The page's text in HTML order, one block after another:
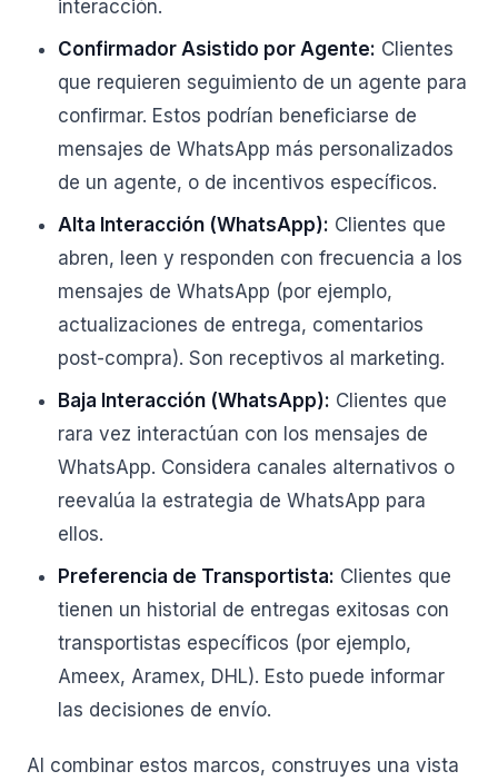
interacción.
Confirmador Asistido por Agente: Clientes
que requieren seguimiento de un agente para
confirmar. Estos podrían beneficiarse de
mensajes de WhatsApp más personalizados
de un agente, o de incentivos específicos.
Alta Interacción (WhatsApp): Clientes que
abren, leen y responden con frecuencia a los
mensajes de WhatsApp (por ejemplo,
actualizaciones de entrega, comentarios
post-compra). Son receptivos al marketing.
Baja Interacción (WhatsApp): Clientes que
rara vez interactúan con los mensajes de
WhatsApp. Considera canales alternativos o
reevalúa la estrategia de WhatsApp para
ellos.
Preferencia de Transportista: Clientes que
tienen un historial de entregas exitosas con
transportistas específicos (por ejemplo,
Ameex, Aramex, DHL). Esto puede informar
las decisiones de envío.
Al combinar estos marcos, construyes una vista